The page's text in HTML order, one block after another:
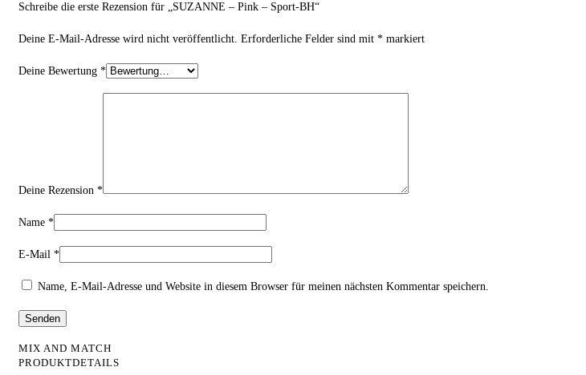
Schreibe die erste Rezension für „SUZANNE – Pink – Sport-BH“
Deine E-Mail-Adresse wird nicht veröffentlicht. Erforderliche Felder sind mit * markiert
Deine Bewertung *
Deine Rezension *
Name *
E-Mail *
Name, E-Mail-Adresse und Website in diesem Browser für meinen nächsten Kommentar speichern.
MIX AND MATCH
PRODUKTDETAILS